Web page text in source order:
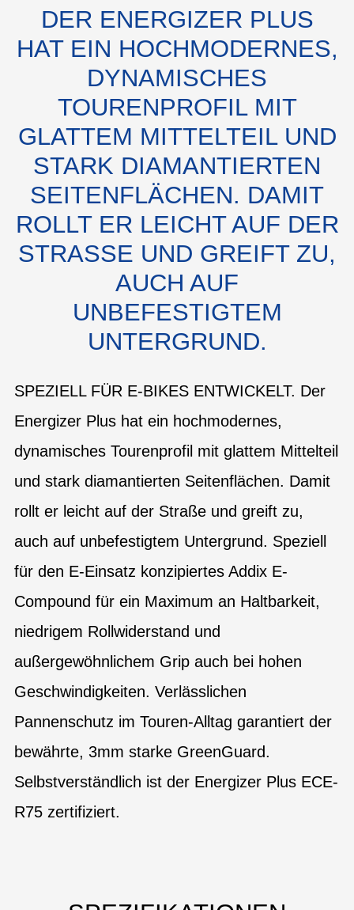
DER ENERGIZER PLUS
HAT EIN HOCHMODERNES,
DYNAMISCHES
TOURENPROFIL MIT
GLATTEM MITTELTEIL UND
STARK DIAMANTIERTEN
SEITENFLÄCHEN. DAMIT
ROLLT ER LEICHT AUF DER
STRASSE UND GREIFT ZU, A
UCH AUF U
NBEFESTIGTEM U
NTERGRUND.
SPEZIELL FÜR E-BIKES ENTWICKELT. Der
Energizer Plus hat ein hochmodernes,
dynamisches Tourenprofil mit glattem Mittelteil
und stark diamantierten Seitenflächen. Damit
rollt er leicht auf der Straße und greift zu,
auch auf unbefestigtem Untergrund. Speziell
für den E-Einsatz konzipiertes Addix E-
Compound für ein Maximum an Haltbarkeit,
niedrigem Rollwiderstand und
außergewöhnlichem Grip auch bei hohen
Geschwindigkeiten. Verlässlichen
Pannenschutz im Touren-Alltag garantiert der
bewährte, 3mm starke GreenGuard.
Selbstverständlich ist der Energizer Plus ECE-
R75 zertifiziert.